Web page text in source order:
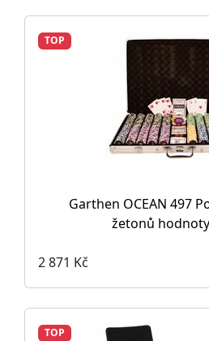
TOP
Garthen OCEAN 497
žetonů
2 871 Kč
TOP